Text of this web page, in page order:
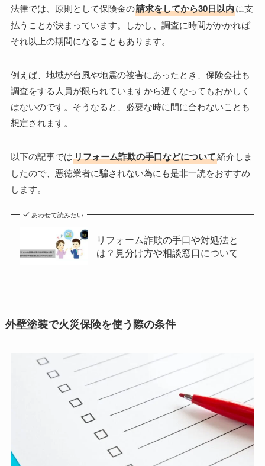
法律では、原則として保険金の請求をしてから30日以内に支
払うことが決まっています。しかし、調査に時間がかかれば
それ以上の期間になることもあります。
例えば、地域が台風や地震の被害にあったとき、保険会社も
調査をする人員が限られていますから遅くなってもおかしく
はないのです。そうなると、必要な時に間に合わないことも
想定されます。
以下の記事ではリフォーム詐欺の手口などについて紹介しま
したので、悪徳業者に騙されない為にも是非一読をおすすめ
します。
あわせて読みたい
リフォーム詐欺の手口や対処法と
は？見分け方や相談窓口について
外壁塗装で火災保険を使う際の条件